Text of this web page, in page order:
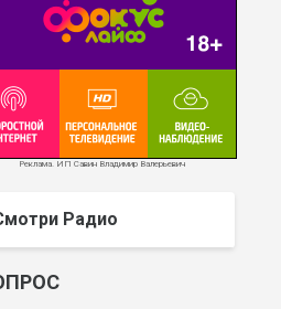
Реклама. ИП Савин Владимир Валерьевич
Радио